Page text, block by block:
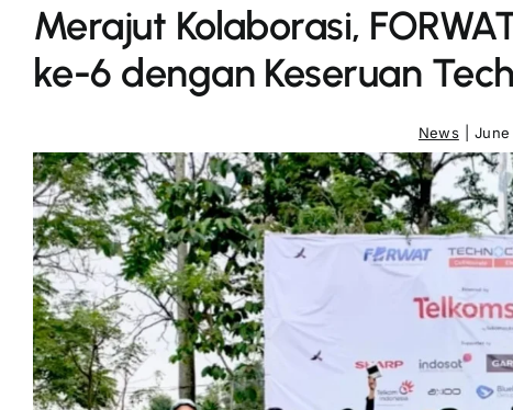
Merajut Kolaborasi,
ke-6 dengan Keseruan
News